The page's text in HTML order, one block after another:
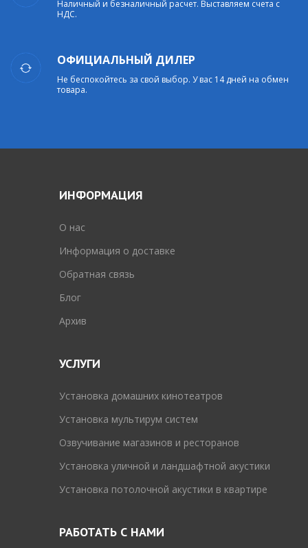
Наличный и безналичный расчет. Выставляем счета с
НДС.
ОФИЦИАЛЬНЫЙ ДИЛЕР
Не беспокойтесь за свой выбор. У вас 14 дней на обмен
товара.
ИНФОРМАЦИЯ
O нас
Информация о доставке
Обратная связь
Блог
Архив
УСЛУГИ
Установка домашних кинотеатров
Установка мультирум систем
Озвучивание магазинов и ресторанов
Установка уличной и ландшафтной акустики
Установка потолочной акустики в квартире
РАБОТАТЬ С НАМИ